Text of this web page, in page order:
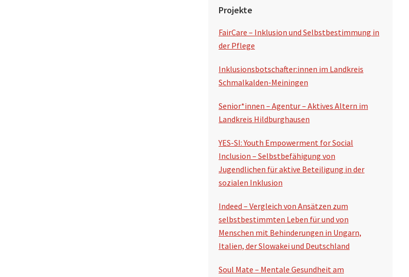
Projekte
FairCare – Inklusion und Selbstbestimmung in
der Pflege
Inklusionsbotschafter:innen im Landkreis
Schmalkalden-Meiningen
Senior*innen – Agentur – Aktives Altern im
Landkreis Hildburghausen
YES-SI: Youth Empowerment for Social
Inclusion – Selbstbefähigung von
Jugendlichen für aktive Beteiligung in der
sozialen Inklusion
Indeed – Vergleich von Ansätzen zum
selbstbestimmten Leben für und von
Menschen mit Behinderungen in Ungarn,
Italien, der Slowakei und Deutschland
Soul Mate – Mentale Gesundheit am